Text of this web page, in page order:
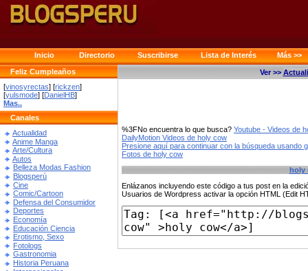
Inicio Directorio Suscribirse Lista de Interés
Más >>
Feliz Cumpleaños
[vinosyrectas] [rickzen]
[yulsmode] [DanielHB]
Mas..
Canales
Actualidad
Anime Manga
Arte/Cultura
Autos
Belleza Modas Fashion
Blogsperú
Cine
Comic/Cartoon
Defensa del Consumidor
Deportes
Economía
Educación Ciencia
Erotismo, Sexo
Fotologs
Gastronomia
Historia Peruana
Ver >>
%3FNo encuentra lo que busca? Youtube - Videos de
DailyMotion Videos de holy cow
Presione aquí para continuar con la búsqueda usando
Fotos de holy cow
holy
Enlázanos incluyendo este código a tus post en la
Usuarios de Wordpress activar la opción HTML (Edit